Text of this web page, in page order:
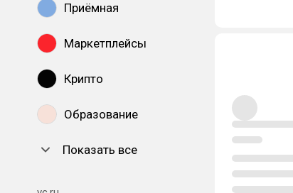
Приёмная
Маркетплейсы
Крипто
Образование
Показать все